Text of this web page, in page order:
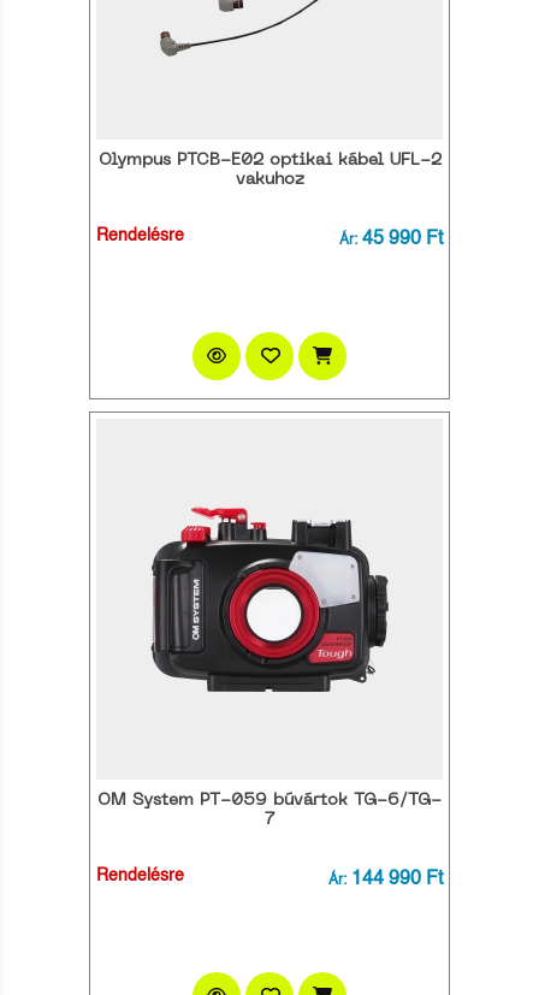
Olympus PTCB-E02 optikai kábel UFL-2
vakuhoz
Rendelésre Ár: 45 990 Ft
OM System PT-059 búvártok TG-6/TG-
7
Rendelésre Ár: 144 990 Ft